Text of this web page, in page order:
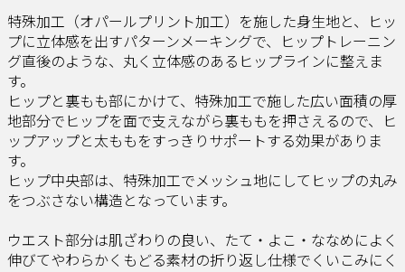
特殊加工（オパールプリント加工）を施した身生地と、ヒッ
プに立体感を出すパターンメーキングで、ヒップトレーニン
グ直後のような、丸く立体感のあるヒップラインに整えま
す。
ヒップと裏もも部にかけて、特殊加工で施した広い面積の厚
地部分でヒップを面で支えながら裏ももを押さえるので、ヒ
ップアップと太ももをすっきりサポートする効果がありま
す。
ヒップ中央部は、特殊加工でメッシュ地にしてヒップの丸み
をつぶさない構造となっています。
ウエスト部分は肌ざわりの良い、たて・よこ・ななめによく
伸びてやわらかくもどる素材の折り返し仕様でくいこみにく